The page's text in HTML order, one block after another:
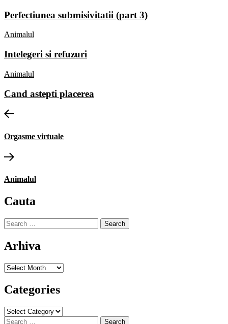
Perfectiunea submisivitatii (part 3)
Animalul
Intelegeri si refuzuri
Animalul
Cand astepti placerea
PostPrevious
Orgasme virtuale
Next
Animalul
Cauta
Search
for:
Arhiva
Arhiva
Categories
Categories
Search